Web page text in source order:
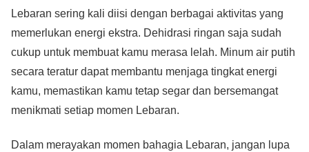
Lebaran sering kali diisi dengan berbagai aktivitas yang
memerlukan energi ekstra. Dehidrasi ringan saja sudah
cukup untuk membuat kamu merasa lelah. Minum air putih
secara teratur dapat membantu menjaga tingkat energi
kamu, memastikan kamu tetap segar dan bersemangat
menikmati setiap momen Lebaran.
Dalam merayakan momen bahagia Lebaran, jangan lupa